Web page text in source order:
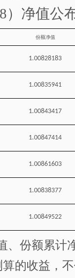
）净值公
份额净值
1.00828183
1.00835941
1.00843417
1.00847414
1.00861603
1.00838377
1.00849522
、份额累计
的收益，